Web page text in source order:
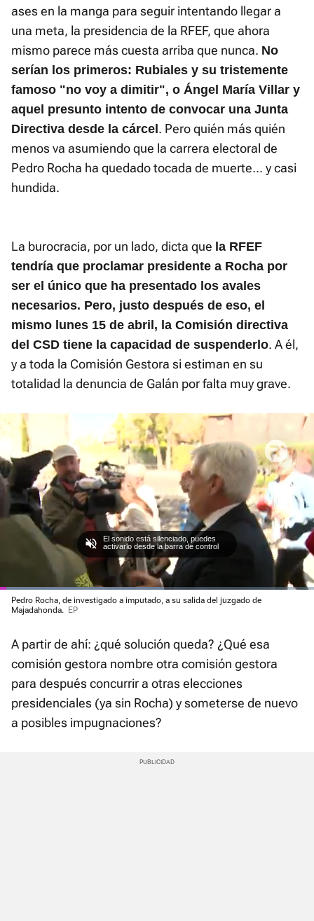
ases en la manga para seguir intentando llegar a
una meta, la presidencia de la RFEF, que ahora
mismo parece más cuesta arriba que nunca. No
serían los primeros: Rubiales y su tristemente
famoso "no voy a dimitir", o Ángel María Villar y
aquel presunto intento de convocar una Junta
Directiva desde la cárcel . Pero quién más quién
menos va asumiendo que la carrera electoral de
Pedro Rocha ha quedado tocada de muerte... y casi
hundida.
La burocracia, por un lado, dicta que la RFEF
tendría que proclamar presidente a Rocha por
ser el único que ha presentado los avales
necesarios. Pero, justo después de eso, el
mismo lunes 15 de abril, la Comisión directiva
del CSD tiene la capacidad de suspenderlo. A él,
y a toda la Comisión Gestora si estiman en su
totalidad la denuncia de Galán por falta muy grave.
Pausa Unmute Current
0:02 / Duration
1:16
Loaded
52.21%
El sonido está silenciado, puedes
activarlo desde la barra de control
Pedro Rocha, de investigado a imputado, a su salida del juzgado de
Majadahonda. EP
A partir de ahí: ¿qué solución queda? ¿Qué esa
comisión gestora nombre otra comisión gestora
para después concurrir a otras elecciones
presidenciales (ya sin Rocha) y someterse de nuevo
a posibles impugnaciones?